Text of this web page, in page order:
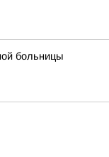
больницы